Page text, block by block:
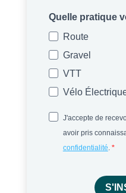
Quelle pratique
Route
Gravel
VTT
Vélo
J'accepte de
avoir pris
confidentialité